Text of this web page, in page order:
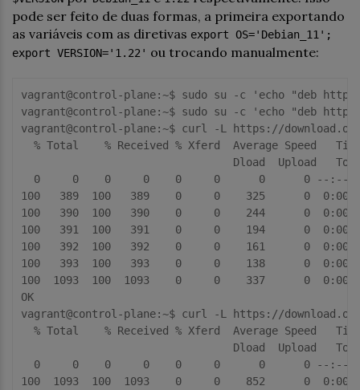
pode ser feito de duas formas, a primeira exportando
as variáveis com as diretivas export OS='Debian_11';
export VERSION='1.22' ou trocando manualmente:
vagrant@control -plane:~$ sudo su -c
'echo "deb
vagrant@control -plane:~$ sudo su -c
'echo "deb
vagrant@control -plane:~$ curl -L https: //
% Total    % Received % Xferd  Average Speed
Dload  Upload
0
0 0 0 0 0 0 0 -- :--
100
389 100 389 0 0 325 0 0: 00
100
390 100 390 0 0 244 0 0: 00
100
391 100 391 0 0 194 0 0: 00
100
392 100 392 0 0 161 0 0: 00
100
393 100 393 0 0 138 0 0: 00
100
1093 100 1093 0 0 337 0 0: 00
OK
vagrant@control -plane:~$ curl -L https: //
% Total    % Received % Xferd  Average Speed
Dload  Upload
0
0 0 0 0 0 0 0 -- :--
100
1093 100 1093 0 0 852 0 0: 00